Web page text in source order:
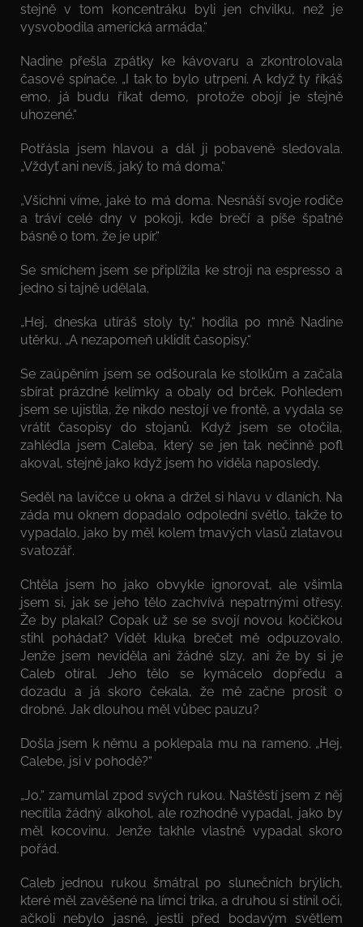
stejně v tom koncentráku byli jen chvilku, než je
vysvobodila americká armáda.“
Nadine přešla zpátky ke kávovaru a zkontrolovala
časové spínače. „I tak to bylo utrpení. A když ty říkáš
emo, já budu říkat demo, protože obojí je stejně
uhozené.“
Potřásla jsem hlavou a dál ji pobaveně sledovala.
„Vždyť ani nevíš, jaký to má doma.“
„Všichni víme, jaké to má doma. Nesnáší svoje rodiče
a tráví celé dny v pokoji, kde brečí a píše špatné
básně o tom, že je upír.“
Se smíchem jsem se připlížila ke stroji na espresso a
jedno si tajně udělala.
„Hej, dneska utíráš stoly ty,“ hodila po mně Nadine
utěrku. „A nezapomeň uklidit časopisy.“
Se zaúpěním jsem se odšourala ke stolkům a začala
sbírat prázdné kelímky a obaly od brček. Pohledem
jsem se ujistila, že nikdo nestojí ve frontě, a vydala se
vrátit časopisy do stojanů. Když jsem se otočila,
zahlédla jsem Caleba, který se jen tak nečinně pofl
akoval, stejně jako když jsem ho viděla naposledy.
Seděl na lavičce u okna a držel si hlavu v dlaních. Na
záda mu oknem dopadalo odpolední světlo, takže to
vypadalo, jako by měl kolem tmavých vlasů zlatavou
svatozář.
Chtěla jsem ho jako obvykle ignorovat, ale všimla
jsem si, jak se jeho tělo zachvívá nepatrnými otřesy.
Že by plakal? Copak už se se svojí novou kočičkou
stihl pohádat? Vidět kluka brečet mě odpuzovalo.
Jenže jsem neviděla ani žádné slzy, ani že by si je
Caleb otíral. Jeho tělo se kymácelo dopředu a
dozadu a já skoro čekala, že mě začne prosit o
drobné. Jak dlouhou měl vůbec pauzu?
Došla jsem k němu a poklepala mu na rameno. „Hej,
Calebe, jsi v pohodě?“
„Jo,“ zamumlal zpod svých rukou. Naštěstí jsem z něj
necítila žádný alkohol, ale rozhodně vypadal, jako by
měl kocovinu. Jenže takhle vlastně vypadal skoro
pořád.
Caleb jednou rukou šmátral po slunečních brýlích,
které měl zavěšené na límci trika, a druhou si stínil oči,
ačkoli nebylo jasné, jestli před bodavým světlem